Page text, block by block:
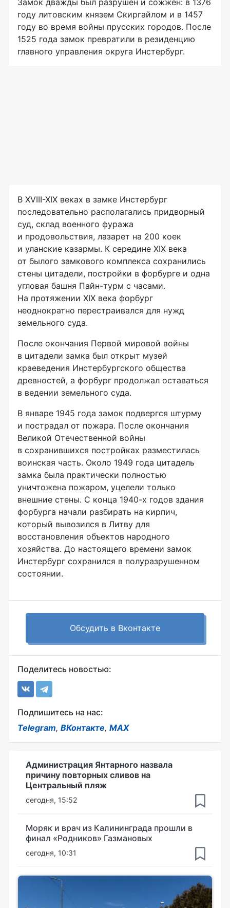
году литовским князем Скиргайлом и в 1457
году во время войны прусских городов. После
1525 года замок превратили в резиденцию
главного управления округа Инстербург.
В XVIII-XIX веках в замке Инстербург
последовательно располагались придворный
суд, склад военного фуража
и продовольствия, лазарет на 200 коек
и уланские казармы. К середине XIX века
от былого замкового комплекса сохранились
стены цитадели, постройки в форбурге и одна
угловая башня Пайн-турм с часами.
На протяжении XIX века форбург
неоднократно перестраивался для нужд
земельного суда.
После окончания Первой мировой войны
в цитадели замка был открыт музей
краеведения Инстербургского общества
древностей, а форбург продолжал оставаться
в ведении земельного суда.
В январе 1945 года замок подвергся штурму
и пострадал от пожара. После окончания
Великой Отечественной войны
в сохранившихся постройках разместилась
воинская часть. Около 1949 года цитадель
замка была практически полностью
уничтожена пожаром, уцелели только
внешние стены. С конца 1940-х годов здания
форбурга начали разбирать на кирпич,
который вывозился в Литву для
восстановления объектов народного
хозяйства. До настоящего времени замок
Инстербург сохранился в полуразрушенном
состоянии.
Обсудить в Вконтакте
Поделитесь новостью:
Подпишитесь на нас:
Telegram, ВКонтакте, MAX
Администрация Янтарного назвала
причину повторных сливов на
Центральный пляж
сегодня, 15:52
Моряк и врач из Калининграда прошли в
финал «Родников» Газмановых
сегодня, 10:31